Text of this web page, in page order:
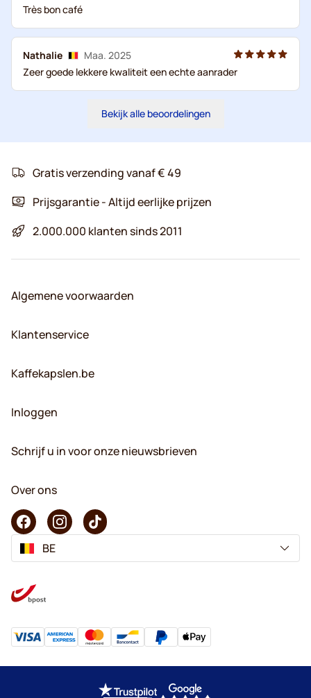
Très bon café
Nathalie
Maa. 2025
Zeer goede lekkere kwaliteit een echte aanrader
Bekijk alle beoordelingen
Gratis verzending vanaf € 49
Prijsgarantie - Altijd eerlijke prijzen
2.000.000 klanten sinds 2011
Algemene voorwaarden
Klantenservice
Kaffekapslen.be
Inloggen
Schrijf u in voor onze nieuwsbrieven
Over ons
BE